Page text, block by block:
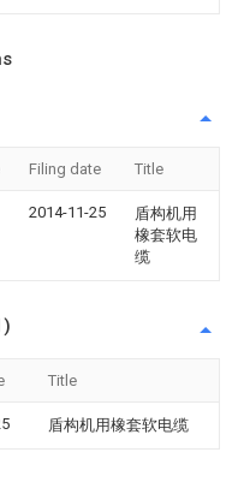
Filing date Title
2014-11-25
盾构机用
橡套软电
缆
Title
盾构机用橡套软电缆